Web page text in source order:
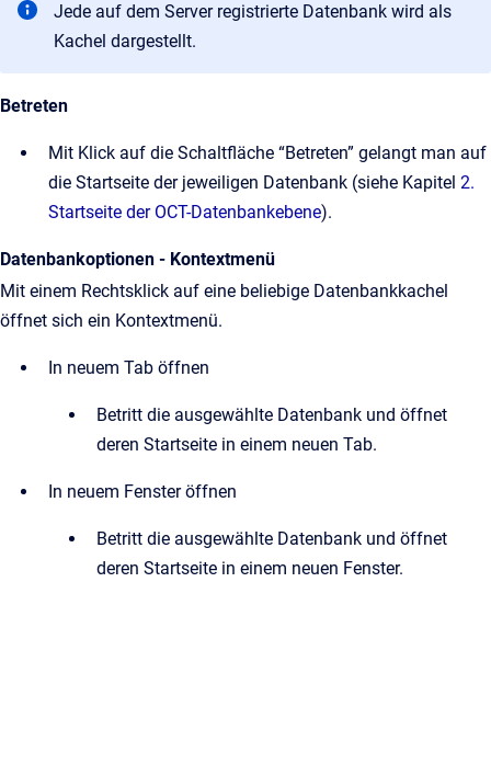
Jede auf dem Server registrierte Datenbank wird als
Kachel dargestellt.
Betreten
Mit Klick auf die Schaltfläche “Betreten” gelangt man auf
die Startseite der jeweiligen Datenbank (siehe Kapitel 2.
Startseite der OCT-Datenbankebene).
Datenbankoptionen - Kontextmenü
Mit einem Rechtsklick auf eine beliebige Datenbankkachel
öffnet sich ein Kontextmenü.
In neuem Tab öffnen
Betritt die ausgewählte Datenbank und öffnet
deren Startseite in einem neuen Tab.
In neuem Fenster öffnen
Betritt die ausgewählte Datenbank und öffnet
deren Startseite in einem neuen Fenster.